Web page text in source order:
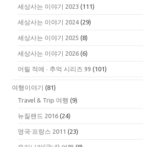
세상사는 이야기 2023 (111)
세상사는 이야기 2024 (29)
세상사는 이야기 2025 (8)
세상사는 이야기 2026 (6)
어릴 적에 ∙ 추억 시리즈 99 (101)
여행이야기 (81)
Travel & Trip 여행 (9)
뉴질랜드 2016 (24)
영국·프랑스 2011 (23)